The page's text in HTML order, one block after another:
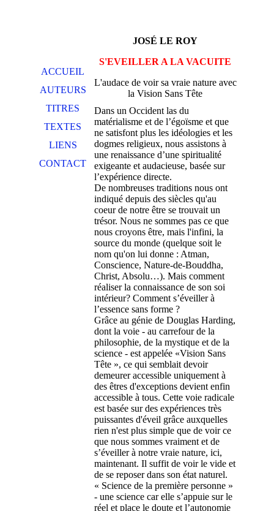
ACCUEIL
AUTEURS
TITRES
TEXTES
LIENS
CONTACT
JOSÉ LE ROY
S'EVEILLER A LA VACUITE
L'audace de voir sa vraie nature avec
la Vision Sans Tête
Dans un Occident las du
matérialisme et de l’égoïsme et que
ne satisfont plus les idéologies et les
dogmes religieux, nous assistons à
une renaissance d’une spiritualité
exigeante et audacieuse, basée sur
l’expérience directe.
De nombreuses traditions nous ont
indiqué depuis des siècles qu'au
coeur de notre être se trouvait un
trésor. Nous ne sommes pas ce que
nous croyons être, mais l'infini, la
source du monde (quelque soit le
nom qu'on lui donne : Atman,
Conscience, Nature-de-Bouddha,
Christ, Absolu…). Mais comment
réaliser la connaissance de son soi
intérieur? Comment s’éveiller à
l’essence sans forme ?
Grâce au génie de Douglas Harding,
dont la voie - au carrefour de la
philosophie, de la mystique et de la
science - est appelée «Vision Sans
Tête », ce qui semblait devoir
demeurer accessible uniquement à
des êtres d'exceptions devient enfin
accessible à tous. Cette voie radicale
est basée sur des expériences très
puissantes d'éveil grâce auxquelles
rien n'est plus simple que de voir ce
que nous sommes vraiment et de
s’éveiller à notre vraie nature, ici,
maintenant. Il suffit de voir le vide et
de se reposer dans son état naturel.
« Science de la première personne »
- une science car elle s’appuie sur le
réel et place le doute et l’autonomie